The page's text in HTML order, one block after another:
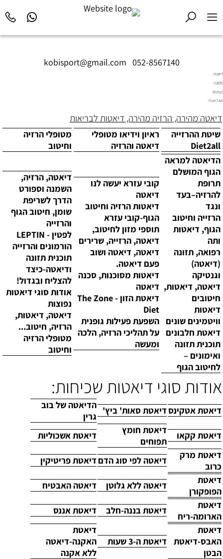
kobisport@gmail.com 052-8567140
דיאטה
ותזונה
בשיטת
Diet2All:
שמאחורי
הגוף
המושלם.
דיאטה מהירה, הרזיה מהירה, דיאטות לבריאות
שיטת ההרזייה
Diet2all
ראיון וידיאו מטופלי
דיאטה והרזיה
מטופלי הרזיה
וחיטוב
הדיאטה למראה
הגוף המושלם
תרופת
להרזיה–בעד
ונגד
הרזייה וחיטוב
הגוף, דיאטות
ותה
רפואה, תזונה
(דיאטה)
וגנטיקה
דיאטה, דיאטות,
חיטובים
דיאטות
וויטמינים שונים
דיאטת חלבונים
תוכנית תזונה
ואימונים –
לחיטוב הגוף
קובי עזרא יעשה לנו
דיאטה
דיאטות הרזיה וחיטוב
הגוף-קובי עזרא
תוספי מזון לחיטוב,
דיאטה, הרזייה, שרירים
דיאטה, דיאטה ושוב
פעם דיאטה.
דיאטות מסוכנות, סכנה
דיאטה
דיאטת הזון - The Zone
Diet
השפעת פעילות גופנית
על תהליכי הרזיה, הלכה
ומעשה
דיאטה, הרזיה,
השמנה וספורט
הדרך לשריפת
שומן, חיטוב הגוף
והרזייה
לפטין - LEPTIN
הורמונים והרזייה
תוכנית תזונה
ודיאטה-כיצד
להצליח ובגדול!
אודות סוגי דיאטות
נפוצות
דיאטה, דיאטות,
הרזיה, חיטוב...
מטופלי הרזיה
וחיטוב
אודות סוגי דיאטות שכיחות:
דיאטת אטקינסדיאטת סאות' ביץ' הדיאטה של בוב
גרין
דיאטת קקאו
דיאטת חומץ
תפוחים
דיאטת אשכוליות
דיאטת מרק
כרוב
דיאטה לפי סוג הדם דיאטת פריטיקין
דיאטת
הפופקורן
דיאטה ללא גלוטן
דיאטה האבטיח
דיאטת
הארומה-ריח
דיאטת בננה-חלב
דיאטת אננס
דיאטת
האבס-דיאטת
הבטן
דיאטת ה-3 שעות
דיאטת
האקנה-דיאטה
ללא אקנה